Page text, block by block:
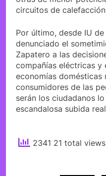
circuitos de
Por último, desde IU
denunciado el
Zapatero a las
compañías eléctricas y
economías domésticas
consumidores de las
serán los ciudadanos
escandalosa subida
2341 21 total views